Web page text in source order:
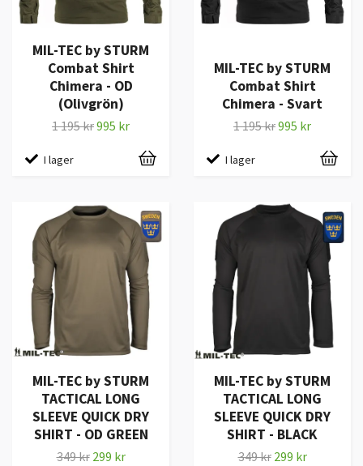
MIL-TEC by STURM
Combat Shirt
Chimera - OD
(Olivgrön)
1 195 kr995 kr
I lager
MIL-TEC by STURM
Combat Shirt
Chimera - Svart
1 195 kr995 kr
I lager
MIL-TEC by STURM
TACTICAL LONG
SLEEVE QUICK DRY
SHIRT - OD GREEN
349 kr 299 kr
MIL-TEC by STURM
TACTICAL LONG
SLEEVE QUICK DRY
SHIRT - BLACK
349 kr 299 kr